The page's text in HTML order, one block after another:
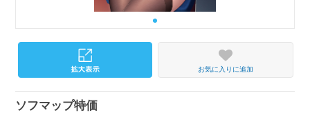
お気に入りに追加
ソフマップ特価